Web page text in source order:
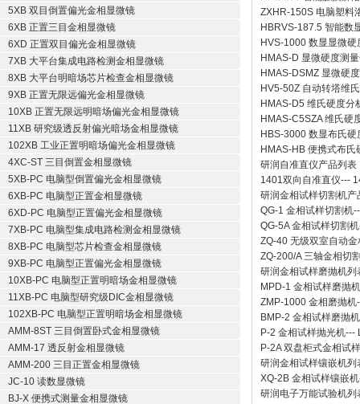
5XB 双目倒置偏光金相显微镜
6XB 正置三目金相显微镜
6XD 正置双目偏光金相显微镜
7XB 大平台集成电路检测金相显微镜
8XB 大平台明暗场芯片检查金相显微镜
9XB 正置无限远偏光金相显微镜
10XB 正置无限远明暗场偏光金相显微镜
11XB 研究级透反射偏光暗场金相显微镜
102XB 工业正置明暗场偏光金相显微镜
4XC-ST 三目倒置金相显微镜
5XB-PC 电脑型倒置偏光金相显微镜
6XB-PC 电脑型正置金相显微镜
6XD-PC 电脑型正置偏光金相显微镜
7XB-PC 电脑型集成电路检测金相显微镜
8XB-PC 电脑型芯片检查金相显微镜
9XB-PC 电脑型正置偏光金相显微镜
10XB-PC 电脑型正置明暗场金相显微镜
11XB-PC 电脑型研究级DIC金相显微镜
102XB-PC 电脑型正置明暗场金相显微镜
AMM-8ST 三目倒置卧式金相显微镜
AMM-17 透反射金相显微镜
AMM-200 三目正置金相显微镜
JC-10 读数显微镜
BJ-X 便携式测量金相显微镜
ZXHR-150S 电脑塑料
HBRVS-187.5 智能数
HVS-1000 数显显微硬
HMAS-D 显微硬度测
HMAS-DSMZ 显微硬
HV5-50Z 自动转塔维
HMAS-D5 维氏硬度分
HMAS-C5SZA 维氏硬
HBS-3000 数显布氏硬
HMAS-HB 便携式布氏
研润自准直仪产品列表
1401双向自准直仪---
研润金相试样切割机产
QG-1 金相试样切割机
QG-5A 金相试样切割机
ZQ-40 无级双室自动金
ZQ-200/A 三轴金相切
研润金相试样磨抛机列
MPD-1 金相试样磨抛机
ZMP-1000 金相磨抛机
BMP-2 金相试样磨抛机
P-2 金相试样抛光机---
P-2A 双盘柜式金相试
研润金相试样镶嵌机列
XQ-2B 金相试样镶嵌机
研润电子万能试验机列